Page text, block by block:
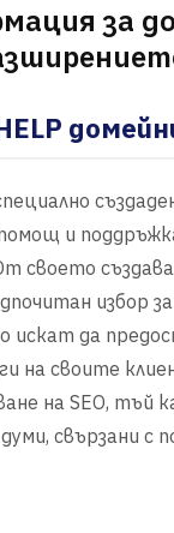
за
и
своето
избор
искат да
на своите
на SEO, тъй
свързани с